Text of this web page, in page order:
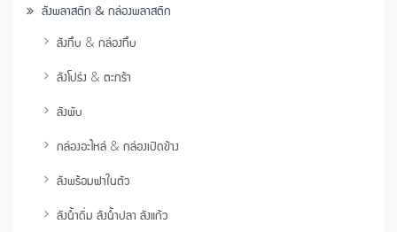
ลังพลาสติก & กล่องพลาสติก
ลังทึบ & กล่องทึบ
ลังโปร่ง & ตะกร้า
ลังพับ
กล่องอะไหล่ & กล่องเปิดข้าง
ลังพร้อมฝาในตัว
ลังน้ำดื่ม ลังน้ำปลา ลังแก้ว